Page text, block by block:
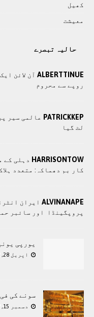
کھيل
معيشت
حالیہ تبصرے
ALBERTTINUE
روپے سے محروم
PATRICKKEP عالمی سیر
لٹ گیا
HARRISONTOW دہلی کے
کار بم دھماکہ: متعدد
ALVINANAPE ايران
پروپگينڈا اور سائبر
یورپی
اپریل 28, 2022
سونے کی فی تولہ
دسمبر 15, 2024